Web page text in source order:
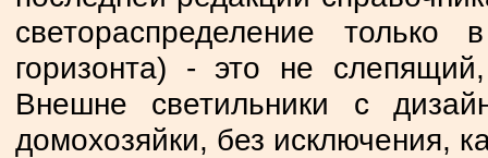
светораспределение
горизонта) - это не
Внешне светильники с
домохозяйки, без исключения,